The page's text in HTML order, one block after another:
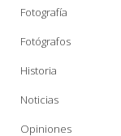
Fotografía
Fotógrafos
Historia
Noticias
Opiniones